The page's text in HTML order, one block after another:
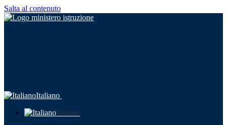
Salta al contenuto
Italiano
Italiano